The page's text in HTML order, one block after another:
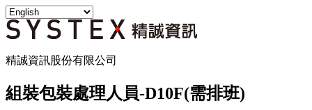
精誠資訊股份有限公司
組裝包裝處理人員-D10F(需排班)